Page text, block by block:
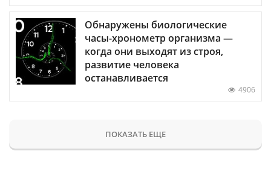
Обнаружены биологические
часы-хронометр организма —
когда они выходят из строя,
развитие человека
останавливается
4906
ПОКАЗАТЬ ЕЩЕ